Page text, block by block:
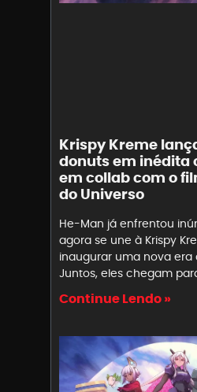
Krispy Kreme
donuts em inédita
em collab com o
do Universo
He-Man já enfrentou
agora se une à Krispy
inaugurar uma nova era
Juntos, eles chegam
Continue Lendo »